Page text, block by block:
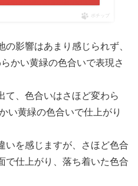
ポチップ
の影響はあまり感じられず、
かい黄緑の色合いで表現さ
て、色合いはさほど変わら
い黄緑の色合いで仕上がり
いを感じますが、さほど色合
で仕上がり、落ち着いた色合